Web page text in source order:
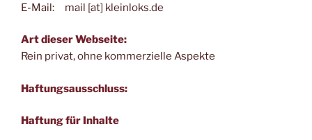
E-Mail: mail [at] kleinloks.de
Art dieser Webseite:
Rein privat, ohne kommerzielle Aspekte
Haftungsausschluss:
Haftung für Inhalte